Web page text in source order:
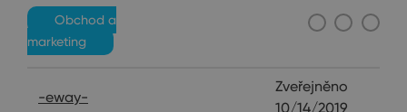
Obchod a
marketing
-eway-
Zveřejněno
10/14/2019